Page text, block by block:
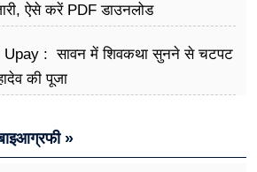
ऐसे करें PDF डाउनलोड
Upay : सावन में शिवकथा सुनने से चटपट
की पूजा
»